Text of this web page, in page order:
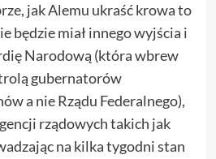
jak Alemu ukraść krowa to
będzie miał innego wyjścia i
Narodową (która wbrew
gubernatorów
a nie Rządu Federalnego),
rządowych takich jak
na kilka tygodni stan